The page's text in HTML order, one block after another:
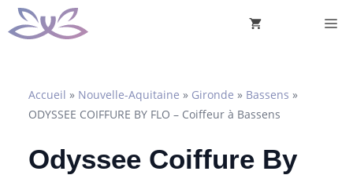
Aller
au
Accueil » Nouvelle-Aquitaine » Gironde » Bassens »
ODYSSEE COIFFURE BY FLO – Coiffeur à Bassens
Odyssee Coiffure By